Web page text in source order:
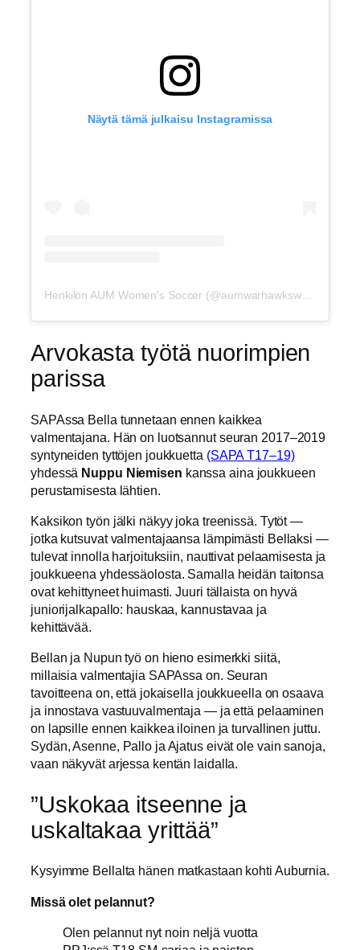
Näytä tämä julkaisu Instagramissa
Henkilön AUM Women's Soccer (@aumwarhawkswsoc) jakama julkaisu
Arvokasta työtä nuorimpien
parissa
SAPAssa Bella tunnetaan ennen kaikkea
valmentajana. Hän on luotsannut seuran 2017–2019
syntyneiden tyttöjen joukkuetta (SAPA T17–19)
yhdessä Nuppu Niemisen kanssa aina joukkueen
perustamisesta lähtien.
Kaksikon työn jälki näkyy joka treenissä. Tytöt —
jotka kutsuvat valmentajaansa lämpimästi Bellaksi —
tulevat innolla harjoituksiin, nauttivat pelaamisesta ja
joukkueena yhdessäolosta. Samalla heidän taitonsa
ovat kehittyneet huimasti. Juuri tällaista on hyvä
juniorijalkapallo: hauskaa, kannustavaa ja
kehittävää.
Bellan ja Nupun työ on hieno esimerkki siitä,
millaisia valmentajia SAPAssa on. Seuran
tavoitteena on, että jokaisella joukkueella on osaava
ja innostava vastuuvalmentaja — ja että pelaaminen
on lapsille ennen kaikkea iloinen ja turvallinen juttu.
Sydän, Asenne, Pallo ja Ajatus eivät ole vain sanoja,
vaan näkyvät arjessa kentän laidalla.
”Uskokaa itseenne ja
uskaltakaa yrittää”
Kysyimme Bellalta hänen matkastaan kohti Auburnia.
Missä olet pelannut?
Olen pelannut nyt noin neljä vuotta